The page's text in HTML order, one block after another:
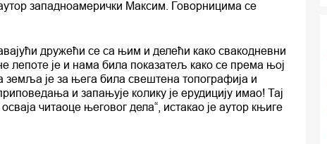
западноамерички Максим. Говорницима се
дружећи се са њим и делећи како свакодневни
лепоте је и нама била показатељ како се према њој
земља је за њега била свештена топографија и
и запањује колику је ерудицију имао! Тај
читаоце његовог дела“, истакао је аутор књиге